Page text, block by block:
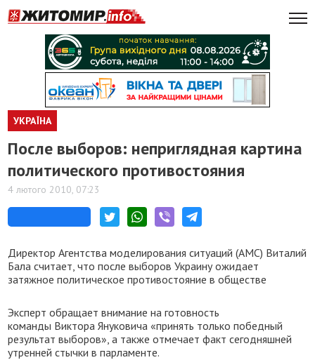
УКРАЇНА
После выборов: неприглядная картина
политического противостояния
4 лютого 2010, 07:23
Директор Агентства моделирования ситуаций (АМС) Виталий
Бала считает, что после выборов Украину ожидает
затяжное политическое противостояние в обществе
Эксперт обращает внимание на готовность
команды Виктора Януковича «принять только победный
результат выборов», а также отмечает факт сегодняшней
утренней стычки в парламенте.